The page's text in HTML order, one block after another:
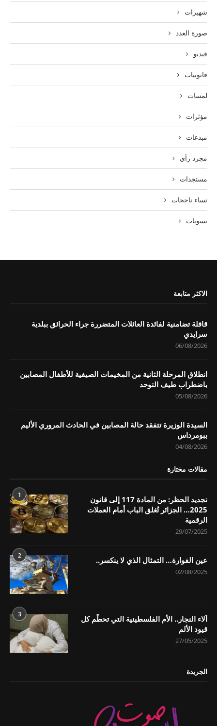
شهيرات
صورة العدد
فيديو
قانونيات
لمسات
مؤثرات
مبدعات
مجرد رأي
مستجدات
نساء ناجحات
نسويات
الاكثر متابعة
قافلة تضامنية لفائدة العائلات المتضررة جراء الحرائق ببلدية
سرايدي
06/08/2026
انطلاق المرحلة الثانية من المخيمات الصيفية للأطفال المصابين
باضطراب طيف التوحد
05/08/2026
السيدة الوزيرة تتفقد حالة المصابين في الحادث المروري الأليم
ببومرداس
04/08/2026
مقالات مختارة
1
تجديد الحظر: من المادة 117 إلى قانون
2025… الجزائر تُغلق الباب أمام العملات
الرقمية
29/07/2025
2 عين الفوارة… التمثال الذي لا ينكسر..
02/08/2025
3
آلاء النجار.. الأم الفلسطينية التي تحطّم كل
قيود الألم
27/05/2025
الجريدة